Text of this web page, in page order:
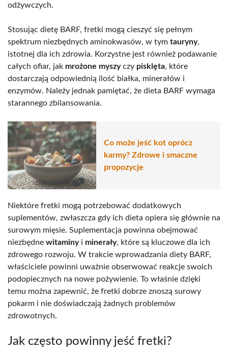
odżywczych.
Stosując dietę BARF, fretki mogą cieszyć się pełnym
spektrum niezbędnych aminokwasów, w tym tauryny,
istotnej dla ich zdrowia. Korzystne jest również podawanie
całych ofiar, jak mrożone myszyczy pisklęta, które
dostarczają odpowiednią ilość białka, minerałów i
enzymów. Należy jednak pamiętać, że dieta BARF wymaga
starannego zbilansowania.
Co może jeść kot oprócz
karmy? Zdrowe i smaczne
propozycje
Niektóre fretki mogą potrzebować dodatkowych
suplementów, zwłaszcza gdy ich dieta opiera się głównie na
surowym mięsie. Suplementacja powinna obejmować
niezbędne witaminyi minerały, które są kluczowe dla ich
zdrowego rozwoju. W trakcie wprowadzania diety BARF,
właściciele powinni uważnie obserwować reakcje swoich
podopiecznych na nowe pożywienie. To właśnie dzięki
temu można zapewnić, że fretki dobrze znoszą surowy
pokarm i nie doświadczają żadnych problemów
zdrowotnych.
Jak często powinny jeść fretki?